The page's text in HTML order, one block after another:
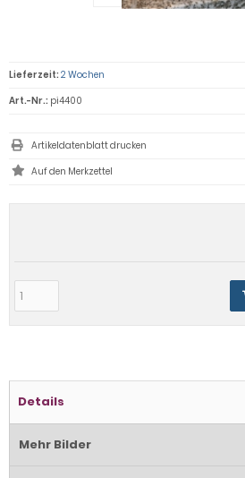
Lieferzeit: 2 Wochen
Art.-Nr.: pi4400
Artikeldatenblatt drucken
Details
Mehr Bilder